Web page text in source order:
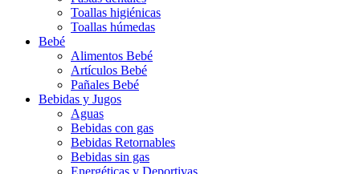
Toallas higiénicas
Toallas húmedas
Bebé
Alimentos Bebé
Artículos Bebé
Pañales Bebé
Bebidas y Jugos
Aguas
Bebidas con gas
Bebidas Retornables
Bebidas sin gas
Energéticas y Deportivas